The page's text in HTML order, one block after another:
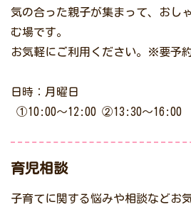
気の合った親子が集まって、おし
む場です。
お気軽にご利用ください。※要予
日時：月曜日
①10:00～12:00 ②13:30～16:00
育児相談
子育てに関する悩みや相談などお